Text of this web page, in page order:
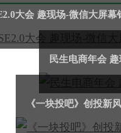
大会 趣现场-微信大屏幕
民生电商年会
《一块投吧》创投新